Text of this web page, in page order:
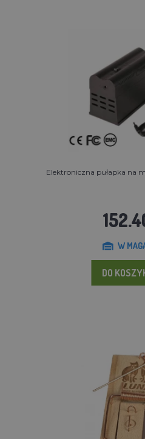
Elektroniczna pułapka na
W
DO